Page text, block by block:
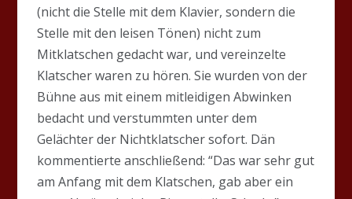
(nicht die Stelle mit dem Klavier, sondern die
Stelle mit den leisen Tönen) nicht zum
Mitklatschen gedacht war, und vereinzelte
Klatscher waren zu hören. Sie wurden von der
Bühne aus mit einem mitleidigen Abwinken
bedacht und verstummten unter dem
Gelächter der Nichtklatscher sofort. Dän
kommentierte anschließend: “Das war sehr gut
am Anfang mit dem Klatschen, gab aber ein